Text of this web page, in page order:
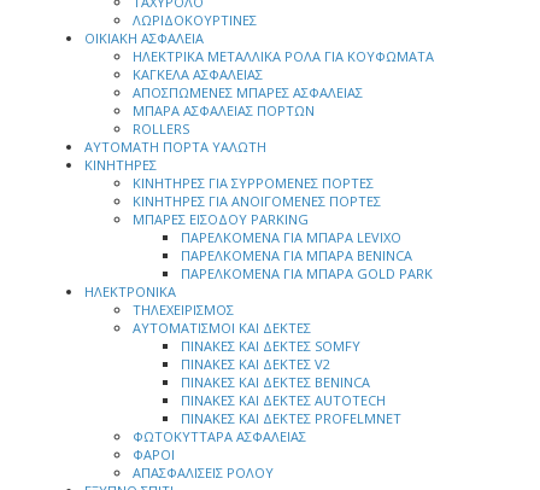
ΛΩΡΙΔΟΚΟΥΡΤΙΝΕΣ
ΟΙΚΙΑΚΗ ΑΣΦΑΛΕΙΑ
ΗΛΕΚΤΡΙΚΑ ΜΕΤΑΛΛΙΚΑ ΡΟΛΑ ΓΙΑ ΚΟΥΦΩΜΑΤΑ
ΚΑΓΚΕΛΑ ΑΣΦΑΛΕΙΑΣ
ΑΠΟΣΠΩΜΕΝΕΣ ΜΠΑΡΕΣ ΑΣΦΑΛΕΙΑΣ
ΜΠΑΡΑ ΑΣΦΑΛΕΙΑΣ ΠΟΡΤΩΝ
ROLLERS
ΑΥΤΟΜΑΤΗ ΠΟΡΤΑ ΥΑΛΩΤΗ
ΚΙΝΗΤΗΡΕΣ
ΚΙΝΗΤΗΡΕΣ ΓΙΑ ΣΥΡΡΟΜΕΝΕΣ ΠΟΡΤΕΣ
ΚΙΝΗΤΗΡΕΣ ΓΙΑ ΑΝΟΙΓΟΜΕΝΕΣ ΠΟΡΤΕΣ
ΜΠΑΡΕΣ ΕΙΣΟΔΟΥ PARKING
ΠΑΡΕΛΚΟΜΕΝΑ ΓΙΑ ΜΠΑΡΑ LEVIXO
ΠΑΡΕΛΚΟΜΕΝΑ ΓΙΑ ΜΠΑΡΑ BENINCA
ΠΑΡΕΛΚΟΜΕΝΑ ΓΙΑ ΜΠΑΡΑ GOLD PARK
ΗΛΕΚΤΡΟΝΙΚΑ
ΤΗΛΕΧΕΙΡΙΣΜΟΣ
ΑΥΤΟΜΑΤΙΣΜΟΙ ΚΑΙ ΔΕΚΤΕΣ
ΠΙΝΑΚΕΣ ΚΑΙ ΔΕΚΤΕΣ SOMFY
ΠΙΝΑΚΕΣ ΚΑΙ ΔΕΚΤΕΣ V2
ΠΙΝΑΚΕΣ ΚΑΙ ΔΕΚΤΕΣ BENINCA
ΠΙΝΑΚΕΣ ΚΑΙ ΔΕΚΤΕΣ AUTOTECH
ΠΙΝΑΚΕΣ ΚΑΙ ΔΕΚΤΕΣ PROFELMNET
ΦΩΤΟΚΥΤΤΑΡΑ ΑΣΦΑΛΕΙΑΣ
ΦΑΡΟΙ
ΑΠΑΣΦΑΛΙΣΕΙΣ ΡΟΛΟΥ